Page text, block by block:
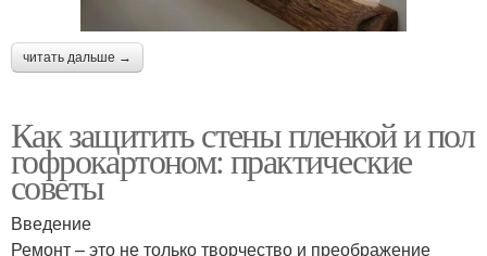
читать дальше →
Как защитить стены пленкой и пол
гофрокартоном: практические
советы
Введение
Ремонт – это не только творчество и преображение